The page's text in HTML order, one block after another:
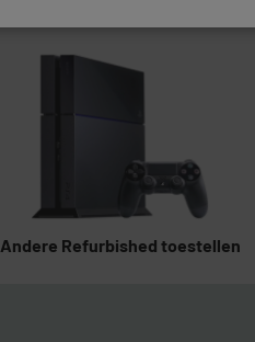
Andere Refurbished toestellen